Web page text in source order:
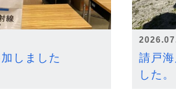
しました
請戸
した。